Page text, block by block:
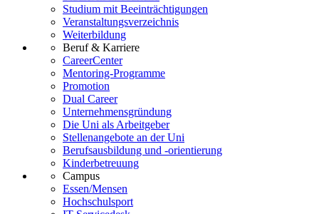
Studium mit Beeinträchtigungen
Veranstaltungsverzeichnis
Weiterbildung
Beruf & Karriere
CareerCenter
Mentoring-Programme
Promotion
Dual Career
Unternehmensgründung
Die Uni als Arbeitgeber
Stellenangebote an der Uni
Berufsausbildung und -orientierung
Kinderbetreuung
Campus
Essen/Mensen
Hochschulsport